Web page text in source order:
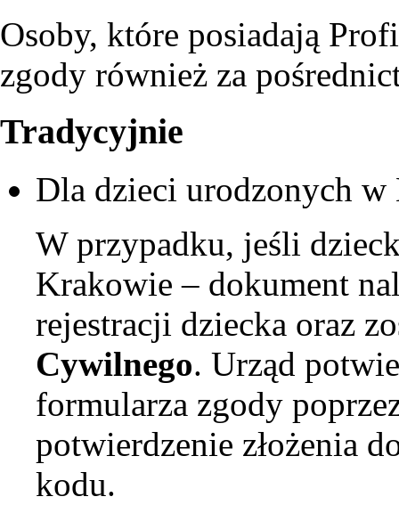
Osoby, które posiadają
zgody również za
Tradycyjnie
Dla dzieci urodzonych
W przypadku, jeśli
Krakowie – dokument
rejestracji dziecka oraz
Cywilnego. Urząd
formularza zgody
potwierdzenie złożenia
kodu.